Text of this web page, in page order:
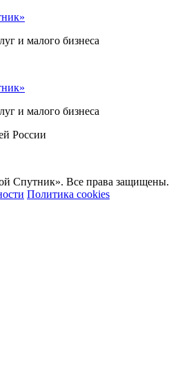
и малого бизнеса
и малого бизнеса
России
Спутник». Все права защищены.
Политика cookies